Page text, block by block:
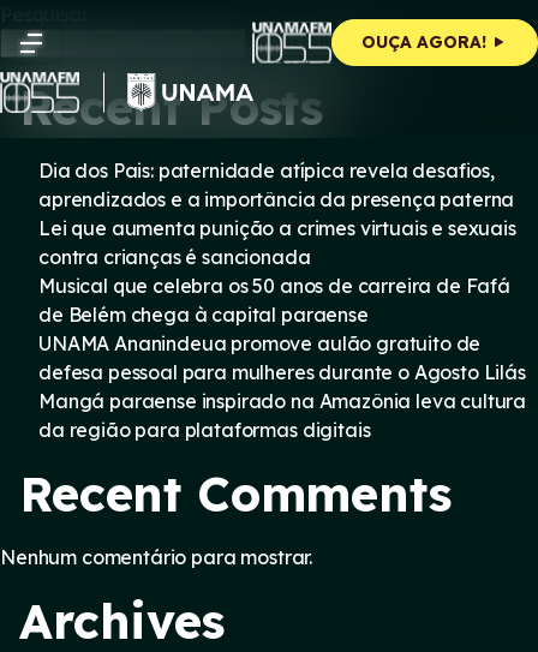
content
OUÇA AGORA!
Pesquisar
Pesquisar
Recent Posts
Dia dos Pais: paternidade atípica revela desafios,
aprendizados e a importância da presença paterna
Lei que aumenta punição a crimes virtuais e sexuais
contra crianças é sancionada
Musical que celebra os 50 anos de carreira de Fafá
de Belém chega à capital paraense
UNAMA Ananindeua promove aulão gratuito de
defesa pessoal para mulheres durante o Agosto Lilás
Mangá paraense inspirado na Amazônia leva cultura
da região para plataformas digitais
Recent Comments
Nenhum comentário para mostrar.
Archives